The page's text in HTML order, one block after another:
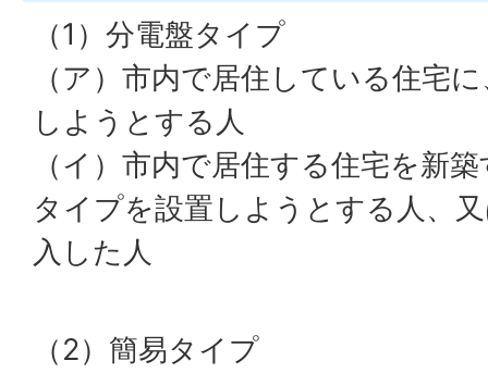
（1）分電盤タイプ
（ア）市内で居住している住宅
しようとする人
（イ）市内で居住する住宅を新
タイプを設置しようとする人、
入した人
（2）簡易タイプ